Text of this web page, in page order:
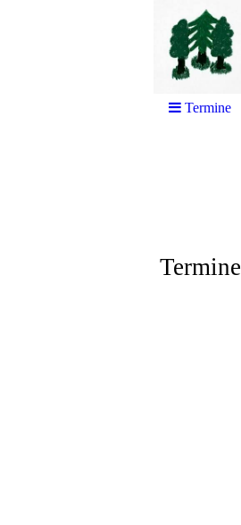
Termine
Termine